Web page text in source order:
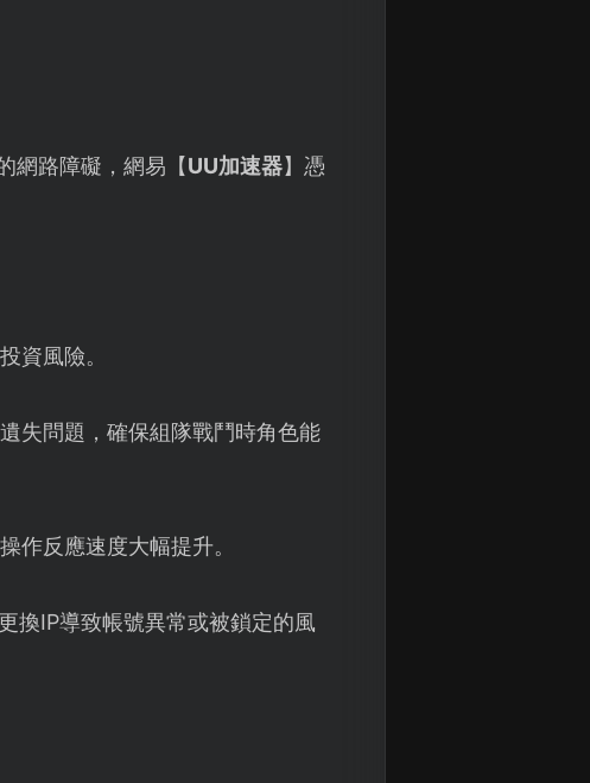
網路障礙，網易【UU加速器】憑
資風險。
失問題，確保組隊戰鬥時角色能
作反應速度大幅提升。
換IP導致帳號異常或被鎖定的風